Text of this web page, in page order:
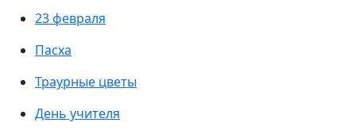
23 февраля
Пасха
Траурные цветы
День учителя